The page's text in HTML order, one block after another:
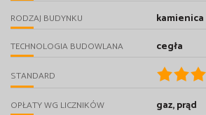
RODZAJ BUDYNKU kamienica
TECHNOLOGIA BUDOWLANA cegła
STANDARD
OPŁATY WG LICZNIKÓW gaz, prąd